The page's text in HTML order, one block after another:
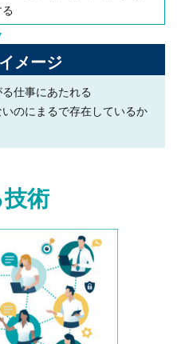
メージ
仕事にあたれる
のにまるで存在しているか
術